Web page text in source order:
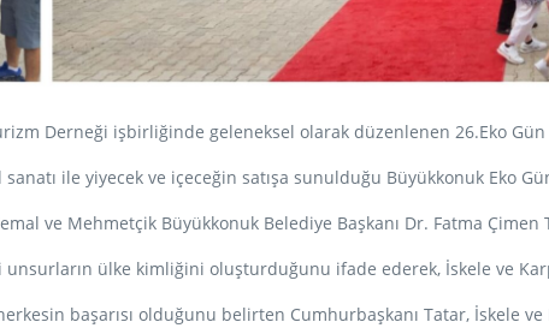
Derneği işbirliğinde geleneksel olarak düzenlenen 26.Eko
ile yiyecek ve içeceğin satışa sunulduğu Büyükkonuk Eko
ve Mehmetçik Büyükkonuk Belediye Başkanı Dr. Fatma
ülke kimliğini oluşturduğunu ifade ederek, İskele ve
başarısı olduğunu belirten Cumhurbaşkanı Tatar, İskele ve